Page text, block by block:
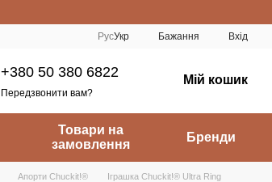
РусУкр Бажання Вхід
+380 50 380 6822
Передзвонити вам?
Мій кошик
Товари на
замовлення
Бренди
Апорти Chuckit!® Іграшка Chuckit!® Ultra Ring